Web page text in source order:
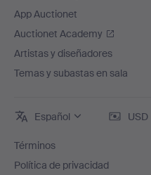
App Auctionet
Auctionet Academy
Artistas y diseñadores
Temas y subastas en sala
Español USD
Términos
Política de privacidad